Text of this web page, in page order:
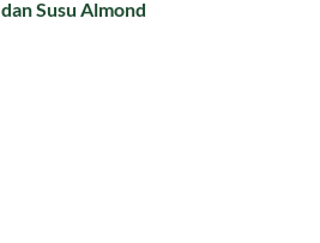
dan Susu Almond